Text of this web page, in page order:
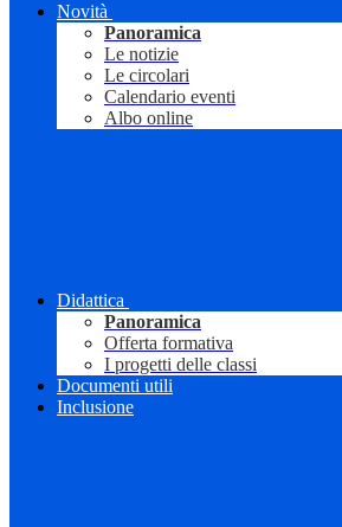
Novità
Panoramica
Le notizie
Le circolari
Calendario eventi
Albo online
Didattica
Panoramica
Offerta formativa
I progetti delle classi
Documenti utili
Inclusione